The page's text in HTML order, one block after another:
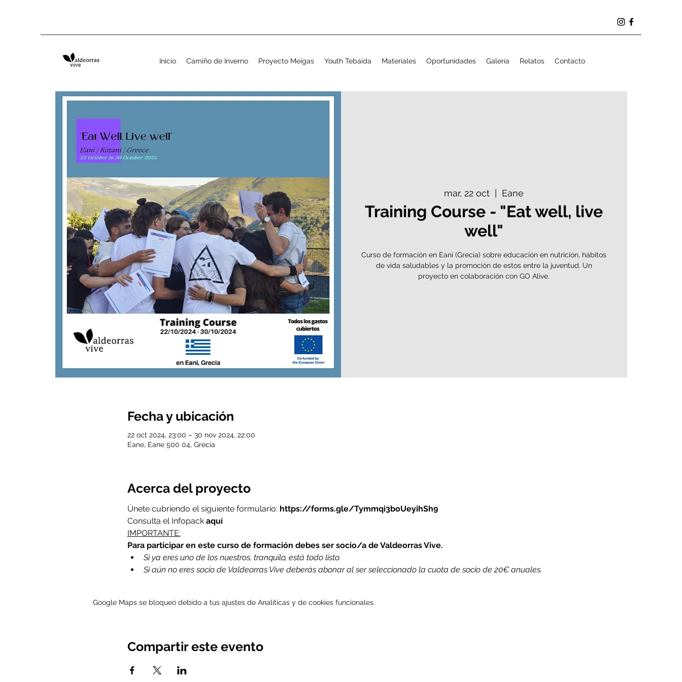
Inicio Camiño de Inverno Proyecto Meigas Youth Tebaida Materiales Oportunidades Galería Relatos Contacto
mar, 22 oct Eane
Training Course - "Eat well, live
well"
Curso de formación en Eani (Grecia) sobre educación en nutrición, hábitos
de vida saludables y la promoción de estos entre la juventud. Un
proyecto en colaboración con GO Alive.
Fecha y ubicación
22 oct 2024, 23:00 – 30 nov 2024, 22:00
Eane, Eane 500 04, Grecia
Acerca del proyecto
Únete cubriendo el siguiente formulario: https://forms.gle/Tymmqi3boUeyihSh9
Consulta el Infopack aquí
IMPORTANTE:
Para participar en este curso de formación debes ser socio/a de Valdeorras Vive.
Si ya eres uno de los nuestros, tranquilo, está todo listo.
Si aún no eres socio de Valdeorras Vive deberás abonar al ser seleccionado la cuota de socio de 20€ anuales.
Google Maps se bloqueó debido a tus ajustes de Analíticas y de cookies funcionales.
Compartir este evento